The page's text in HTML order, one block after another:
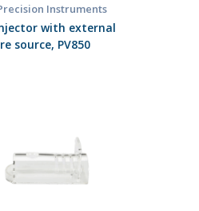
Instruments
with external
source, PV850